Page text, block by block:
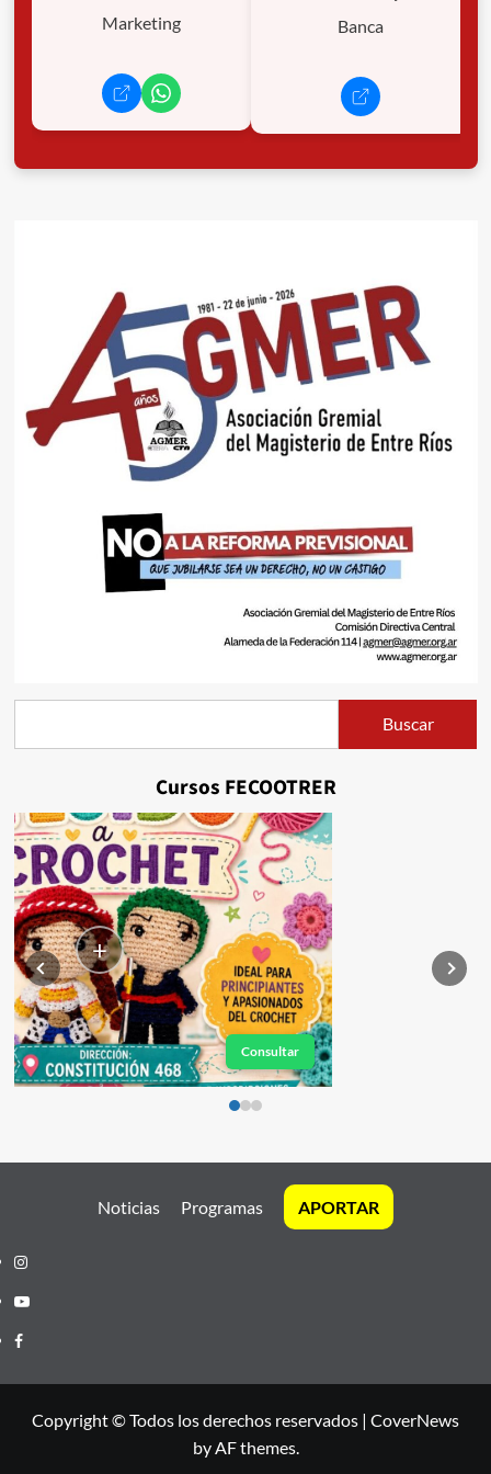
Marketing Banca
Buscar
Cursos FECOOTRER
+
Noticias Programas APORTAR
Instagram
Youtube
Facebook
Copyright © Todos los derechos reservados | CoverNews
by AF themes.